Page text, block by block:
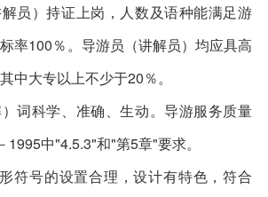
）持证上岗，人数及语种能满足游
率100％。导游员（讲解员）均应具高
其中大专以上不少于20％。
科学、准确、生动。导游服务质量
1995中"4.5.3"和"第5章"要求。
号的设置合理，设计有特色，符合